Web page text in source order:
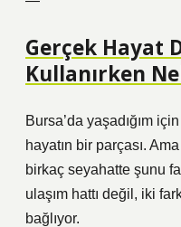
Gerçek Hayat
Kullanırken
Bursa’da yaşadığım
hayatın bir parçası.
birkaç seyahatte şunu
ulaşım hattı değil, iki
bağlıyor.